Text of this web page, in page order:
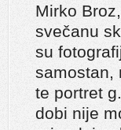
Mirko
svečanu
su
samostan,
te portret
dobi nije